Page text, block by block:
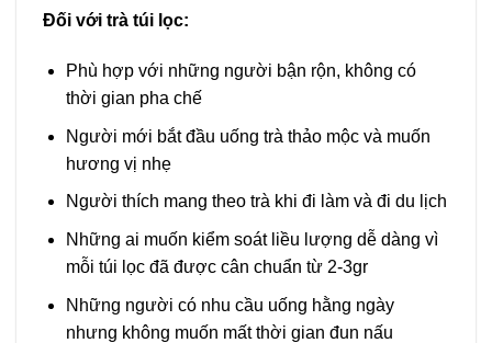
Đối với trà túi lọc:
Phù hợp với những người bận rộn, không có
thời gian pha chế
Người mới bắt đầu uống trà thảo mộc và muốn
hương vị nhẹ
Người thích mang theo trà khi đi làm và đi du lịch
Những ai muốn kiểm soát liều lượng dễ dàng vì
mỗi túi lọc đã được cân chuẩn từ 2-3gr
Những người có nhu cầu uống hằng ngày
nhưng không muốn mất thời gian đun nấu